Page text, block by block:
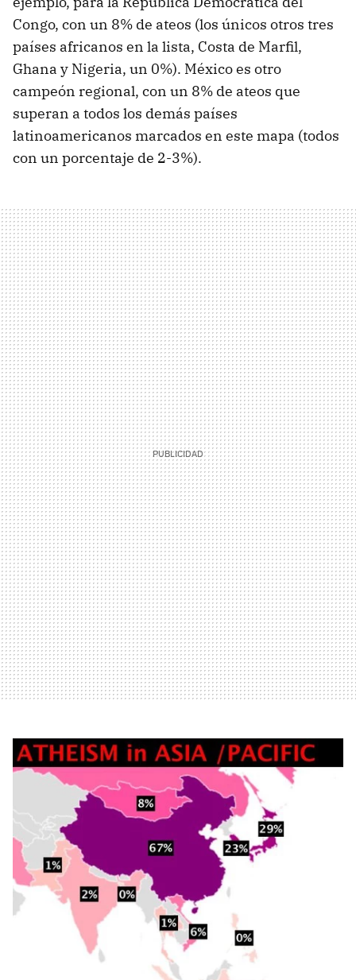
Congo, con un 8% de ateos (los únicos otros tres
países africanos en la lista, Costa de Marfil,
Ghana y Nigeria, un 0%). México es otro
campeón regional, con un 8% de ateos que
superan a todos los demás países
latinoamericanos marcados en este mapa (todos
con un porcentaje de 2-3%).